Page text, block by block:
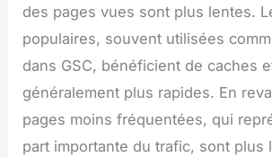
des pages vues sont plus lentes.
populaires, souvent utilisées
dans GSC, bénéficient de caches
généralement plus rapides. En
pages moins fréquentées, qui
part importante du trafic, sont plus